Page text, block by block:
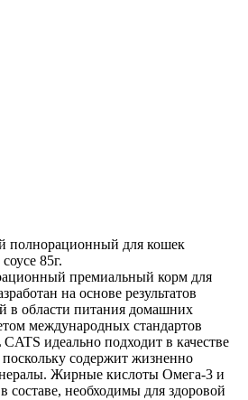
полнорационный для кошек
85г.
премиальный корм для
на основе результатов
в области питания домашних
международных стандартов
идеально подходит в качестве
содержит жизненно
Жирные кислоты Омега-3 и
составе, необходимы для здоровой